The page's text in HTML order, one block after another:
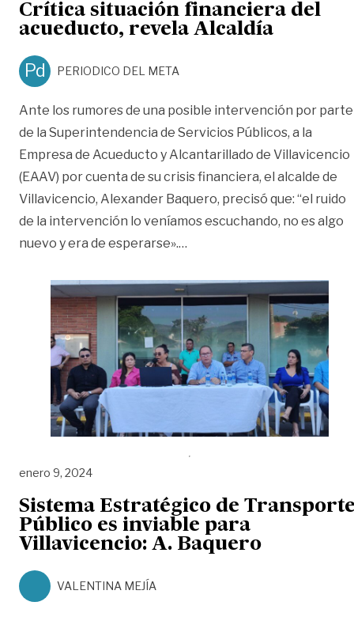
Crítica situación financiera del
acueducto, revela Alcaldía
Pd PERIODICO DEL META
Ante los rumores de una posible intervención por parte
de la Superintendencia de Servicios Públicos, a la
Empresa de Acueducto y Alcantarillado de Villavicencio
(EAAV) por cuenta de su crisis financiera, el alcalde de
Villavicencio, Alexander Baquero, precisó que: “el ruido
de la intervención lo veníamos escuchando, no es algo
nuevo y era de esperarse».…
enero 9, 2024
Sistema Estratégico de
Público es inviable para
Villavicencio: A. Baquero
VALENTINA MEJÍA